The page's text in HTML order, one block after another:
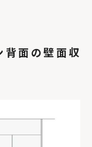
面の壁面収